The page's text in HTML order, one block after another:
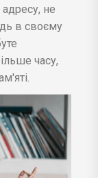
адресу, не
в своєму
часу,